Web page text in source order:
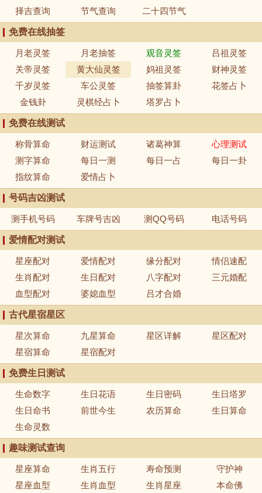
择吉查询
节气查询 二十四节气
免费在线抽签
月老灵签 月老抽签 观音灵签
吕祖灵签
关帝灵签
黄大仙灵签 妈祖灵签
财神灵签
千岁灵签
车公灵签 抽签算卦
花签占卜
金钱卦
灵棋经占卜 塔罗占卜
免费在线测试
称骨算命 财运测试 诸葛神算
心理测试
测字算命
每日一测 每日一占
每日一卦
指纹算命
爱情占卜
号码吉凶测试
测手机号码 车牌号吉凶 测QQ号码 电话号码
爱情配对测试
星座配对 爱情配对 缘分配对
情侣速配
生肖配对
生日配对 八字配对
三元婚配
血型配对
婆媳血型 吕才合婚
古代星宿星区
星次算命 九星算命 星区详解
星区配对
星宿算命
星宿配对
免费生日测试
生命数字 生日花语 生日密码
生日塔罗
生日命书
前世今生 农历算命
生日算命
生命灵数
趣味测试查询
星座算命 生肖五行 寿命预测
守护神
星座血型
生肖血型 生肖星座 本命佛